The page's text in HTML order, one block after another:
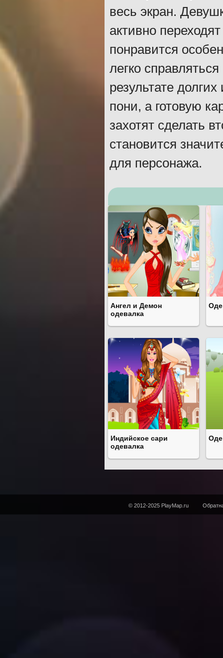
весь экран.
активно
понравится
легко
результате
пони, а готовую
захотят сделать
становится
для персонажа.
Ангел и Демон
одевалка
Индийское сари
одевалка
© 2012-2025 PlayMap.ru